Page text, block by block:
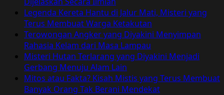
Legenda Kereta Hantu di Jalur Mati, Misteri yang
Terus Membuat Warga Ketakutan
Terowongan Angker yang Diyakini Menyimpan
Rahasia Kelam dari Masa Lampau
Misteri Hutan Terlarang yang Diyakini Menjadi
Gerbang Menuju Alam Lain
Mitos atau Fakta? Kisah Mistis yang Terus Membuat
Banyak Orang Tak Berani Mendekat